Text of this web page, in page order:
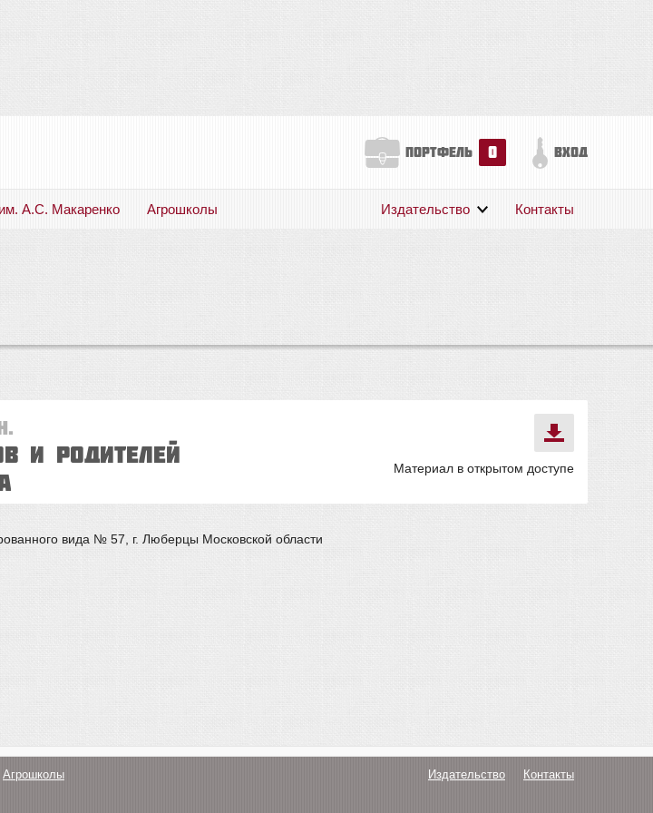
портфель 0 вход
А.С. Макаренко Агрошколы Издательство Контакты
и родителей
Материал в открытом доступе
вида № 57, г. Люберцы Московской области
Агрошколы Издательство Контакты